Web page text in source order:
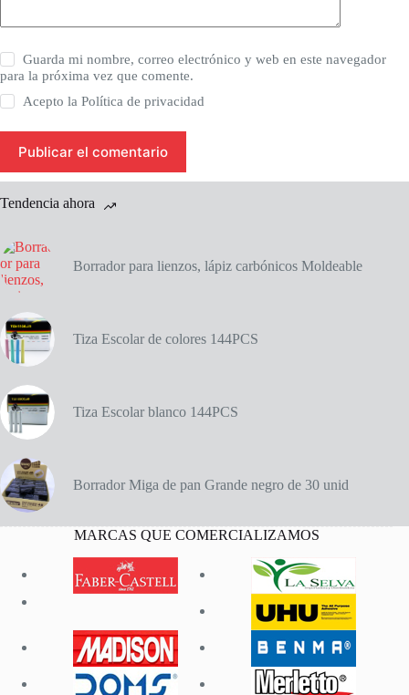
Guarda mi nombre, correo electrónico y web en este navegador
para la próxima vez que comente.
Acepto laPolítica de privacidad
Publicar el comentario
Tendencia ahora
Borrador para lienzos, lápiz carbónicos Moldeable
Tiza Escolar de colores 144PCS
Tiza Escolar blanco 144PCS
Borrador Miga de pan Grande negro de 30 unid
MARCAS QUE COMERCIALIZAMOS